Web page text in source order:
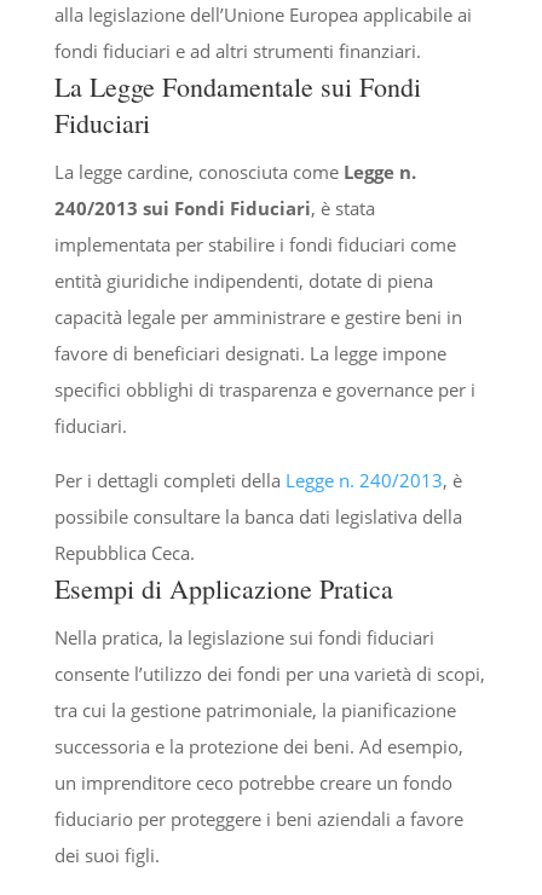
alla legislazione dell’Unione Europea applicabile ai
fondi fiduciari e ad altri strumenti finanziari.
La Legge Fondamentale sui Fondi
Fiduciari
La legge cardine, conosciuta come Legge n.
240/2013 sui Fondi Fiduciari, è stata
implementata per stabilire i fondi fiduciari come
entità giuridiche indipendenti, dotate di piena
capacità legale per amministrare e gestire beni in
favore di beneficiari designati. La legge impone
specifici obblighi di trasparenza e governance per i
fiduciari.
Per i dettagli completi della Legge n. 240/2013, è
possibile consultare la banca dati legislativa della
Repubblica Ceca.
Esempi di Applicazione Pratica
Nella pratica, la legislazione sui fondi fiduciari
consente l’utilizzo dei fondi per una varietà di scopi,
tra cui la gestione patrimoniale, la pianificazione
successoria e la protezione dei beni. Ad esempio,
un imprenditore ceco potrebbe creare un fondo
fiduciario per proteggere i beni aziendali a favore
dei suoi figli.